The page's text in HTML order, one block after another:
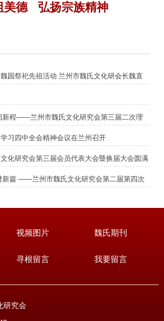
美德 弘扬宗族精神
园祭祀先祖活动 兰州市魏氏文化研会长魏直
新程——兰州市魏氏文化研究会第三届二次理
圆满举行
习四中全会精神会议在兰州召开
化研究会第三届会员代表大会暨换届大会圆满
新篇 ——兰州市魏氏文化研究会第二届第四次
视频图片 魏氏期刊
寻根留言 我要留言
研究会